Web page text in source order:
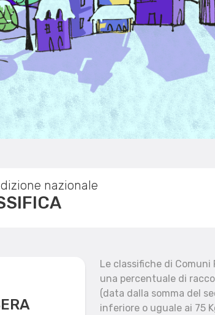
nazionale
Reset filtri
Le classifiche di
una percentuale di
(data dalla somma del
inferiore o uguale ai 75